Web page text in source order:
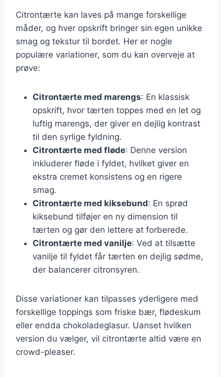
Citrontærte kan laves på mange forskellige
måder, og hver opskrift bringer sin egen unikke
smag og tekstur til bordet. Her er nogle
populære variationer, som du kan overveje at
prøve:
Citrontærte med marengs: En klassisk
opskrift, hvor tærten toppes med en let og
luftig marengs, der giver en dejlig kontrast
til den syrlige fyldning.
Citrontærte med fløde: Denne version
inkluderer fløde i fyldet, hvilket giver en
ekstra cremet konsistens og en rigere
smag.
Citrontærte med kiksebund: En sprød
kiksebund tilføjer en ny dimension til
tærten og gør den lettere at forberede.
Citrontærte med vanilje: Ved at tilsætte
vanilje til fyldet får tærten en dejlig sødme,
der balancerer citronsyren.
Disse variationer kan tilpasses yderligere med
forskellige toppings som friske bær, flødeskum
eller endda chokoladeglasur. Uanset hvilken
version du vælger, vil citrontærte altid være en
crowd-pleaser.